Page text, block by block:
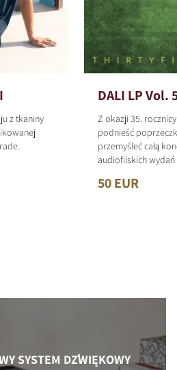
z tkaniny
DALI LP Vol.
Z okazji 35.
podnieść
przemyśleć całą
audiofilskich
50 EUR
SYSTEM DŹWIĘKOWY